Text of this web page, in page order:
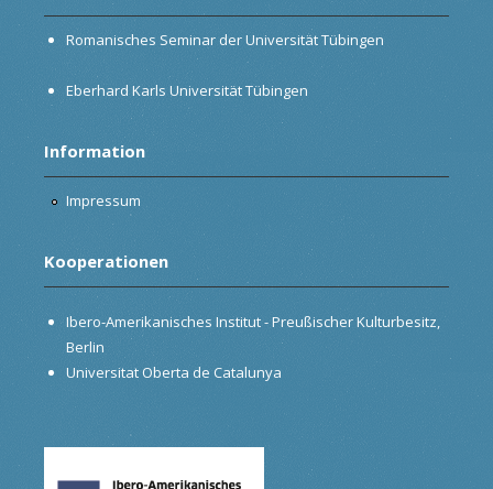
Romanisches Seminar der Universität Tübingen
Eberhard Karls Universität Tübingen
Information
Impressum
Kooperationen
Ibero-Amerikanisches Institut - Preußischer Kulturbesitz,
Berlin
Universitat Oberta de Catalunya